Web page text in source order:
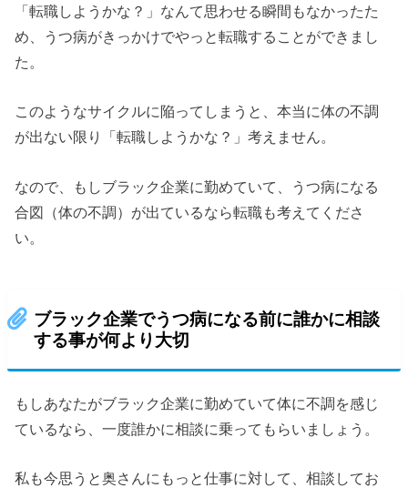
「転職しようかな？」なんて思わせる瞬間もなかったた
め、うつ病がきっかけでやっと転職することができまし
た。
このようなサイクルに陥ってしまうと、本当に体の不調
が出ない限り「転職しようかな？」考えません。
なので、もしブラック企業に勤めていて、うつ病になる
合図（体の不調）が出ているなら転職も考えてくださ
い。
ブラック企業でうつ病になる前に誰かに相談
する事が何より大切
もしあなたがブラック企業に勤めていて体に不調を感じ
ているなら、一度誰かに相談に乗ってもらいましょう。
私も今思うと奥さんにもっと仕事に対して、相談してお